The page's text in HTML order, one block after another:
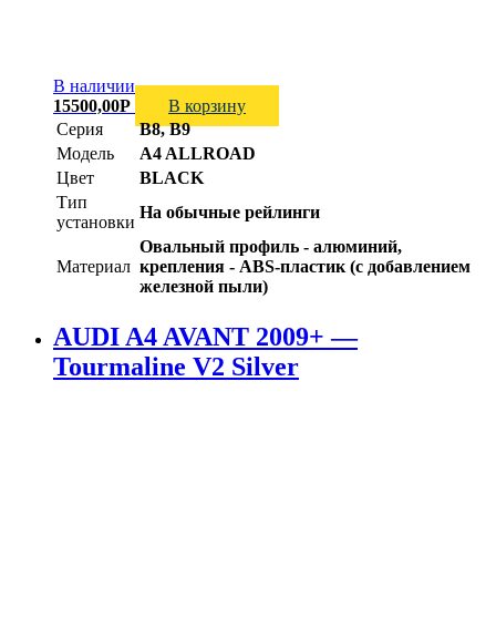
В наличии
15500,00Р
В корзину
Серия
B8, B9
Модель
A4 ALLROAD
Цвет
BLACK
Тип
установки
На обычные рейлинги
Материал
Овальный профиль - алюминий,
крепления - ABS-пластик (с добавлением
железной пыли)
AUDI A4 AVANT 2009+ —
Tourmaline V2 Silver